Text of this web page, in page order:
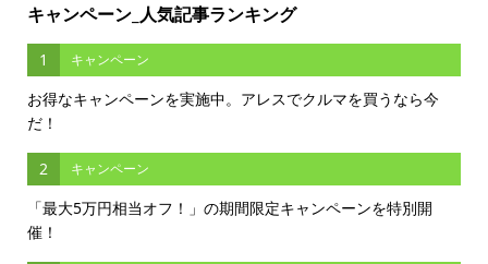
キャンペーン_人気記事ランキング
1 キャンペーン
お得なキャンペーンを実施中。アレスでクルマを買うなら今
だ！
2 キャンペーン
「最大5万円相当オフ！」の期間限定キャンペーンを特別開
催！